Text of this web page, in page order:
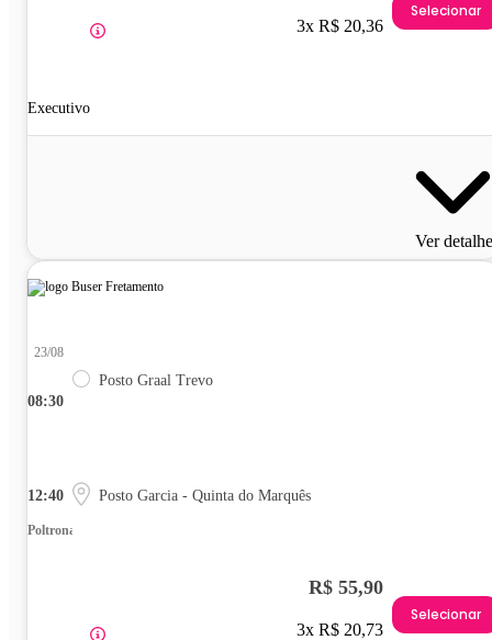
Executivo
3x R$ 20,36
Selecionar
Ver
08:30
23/08
Posto Graal Trevo
12:40 Posto Garcia - Quinta do Marquês
Poltrona
R$ 55,90
3x R$ 20,73
Selecionar